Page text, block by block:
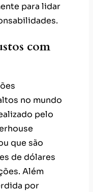
para lidar
com
no mundo
pelo
que são
de dólares
Além
por